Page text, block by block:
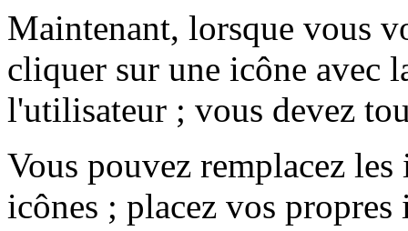
Maintenant, lorsque vous
cliquer sur une icône avec
l'utilisateur ; vous devez
Vous pouvez remplacez
icônes ; placez vos